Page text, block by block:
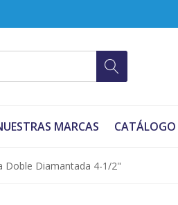
MARCAS CATÁLOGO
Doble Diamantada 4-1/2"